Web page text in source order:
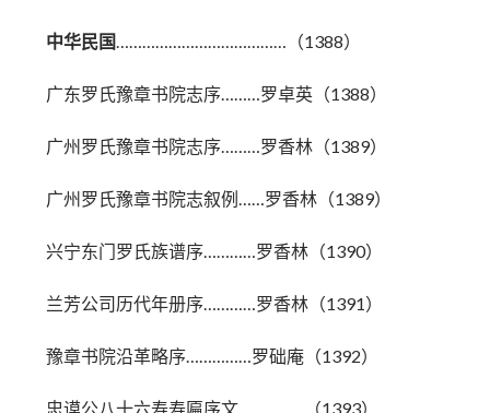
中华民国…………………………………（1388）
广东罗氏豫章书院志序………罗卓英（1388）
广州罗氏豫章书院志序………罗香林（1389）
广州罗氏豫章书院志叙例……罗香林（1389）
兴宁东门罗氏族谱序…………罗香林（1390）
兰芳公司历代年册序…………罗香林（1391）
豫章书院沿革略序……………罗础庵（1392）
忠谟公八十六寿寿匾序文……………（1393）